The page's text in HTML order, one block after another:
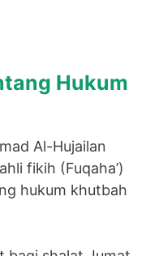
Hukum
Al-Hujailan
fikih (Fuqaha’)
hukum khutbah